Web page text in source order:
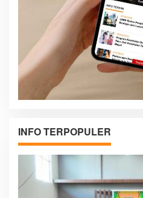
INFO TERPOPULER